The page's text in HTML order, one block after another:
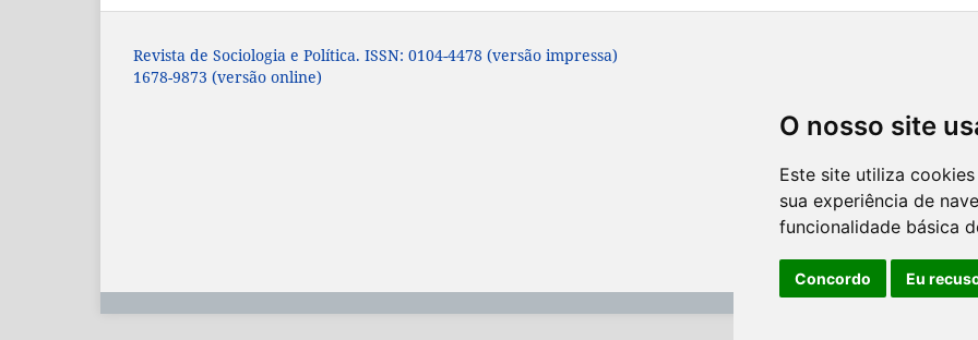
O nosso site
Este site utiliza
sua experiência de
funcionalidade básica
Concordo Eu
Revista de Sociologia e Política. ISSN: 0104-4478 (versão impressa)
1678-9873 (versão online)